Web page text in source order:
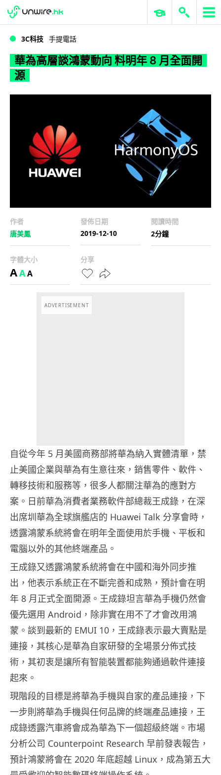
華為高層談鴻蒙動向 料明年 8 月全面開源
WWDC 2026 ERP 與商業 AI
3C科技 手提電話
華為高層談鴻蒙動向 料明年 8 月全面開
源
作者
唐美鳳
發佈日期
2019-12-10
閱讀時間
2分鐘
字體大小
AAA
分享
ADVERTISEMENT
自從今年 5 月美國商務部將華為納入實體清單，禁
止美國企業與華為有生意往來，銷售零件、軟件、
轉移技術和服務等，很多人都關注華為的應對方
案。日前華為消費者業務軟件部總裁王成錄，在深
出席圳華為全球旗艦店的 Huawei Talk 分享會時，
透露鴻蒙系統將會在明年全面使用於手機、平板和
電腦以外的其他終端產品。
王成錄又透露鴻蒙系統將會在中國和海外同步推
出，他表示系統正在不斷完善和成熟，預計會在明
年 8 月正式全面開源。王成錄坦言華為手機仍然會
優先選用 Android，除非實在用不了才會改用鴻
蒙。談到最新的 EMUI 10，王成錄表示最大賣點是
連接，其核心是華為自家研發的全場景分佈式技
術，其初衷是讓所有智能裝置都能夠通過軟件連接
起來。
現階段的目標是將華為手機與自家的產品連接，下
一步則將華為手機與任何品牌的終端產品連接，王
成錄透露汽車將會成為華為下一個超級終端。市場
分析公司 Counterpoint Research 早前發表報告，
預計鴻蒙將會在 2020 年底超越 Linux，成為第五大